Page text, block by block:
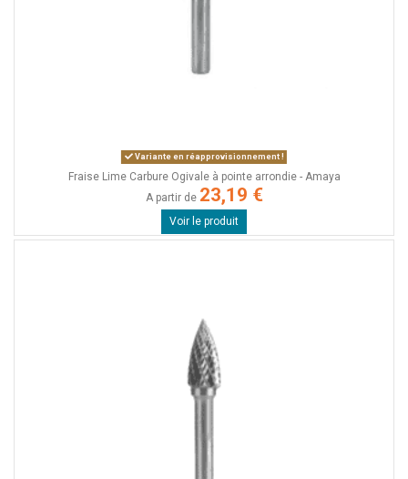
Variante en réapprovisionnement !
Fraise Lime Carbure Ogivale à pointe arrondie - Amaya
A partir de 23,19 €
Voir le produit